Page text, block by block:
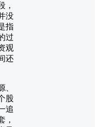
，
没
指
过
观
还
、
股
追
，